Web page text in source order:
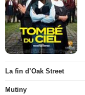
La fin d’Oak Street
Mutiny